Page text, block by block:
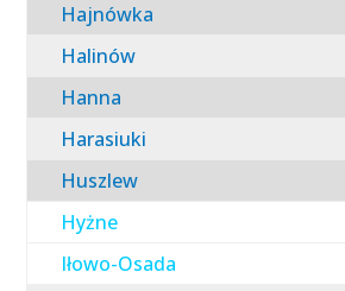
Hajnówka
Halinów
Hanna
Harasiuki
Huszlew
Hyżne
Iłowo-Osada